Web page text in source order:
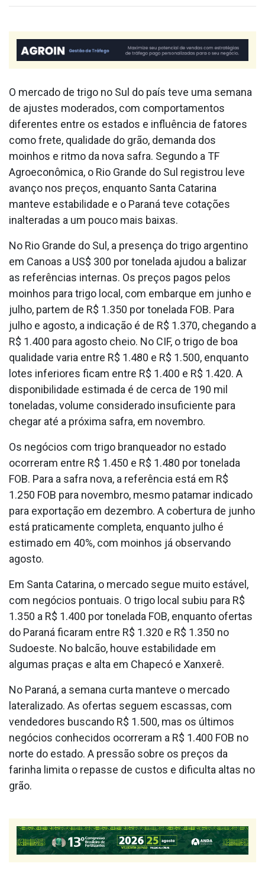
O mercado de trigo no Sul do país teve uma semana
de ajustes moderados, com comportamentos
diferentes entre os estados e influência de fatores
como frete, qualidade do grão, demanda dos
moinhos e ritmo da nova safra. Segundo a TF
Agroeconômica, o Rio Grande do Sul registrou leve
avanço nos preços, enquanto Santa Catarina
manteve estabilidade e o Paraná teve cotações
inalteradas a um pouco mais baixas.
No Rio Grande do Sul, a presença do trigo argentino
em Canoas a US$ 300 por tonelada ajudou a balizar
as referências internas. Os preços pagos pelos
moinhos para trigo local, com embarque em junho e
julho, partem de R$ 1.350 por tonelada FOB. Para
julho e agosto, a indicação é de R$ 1.370, chegando a
R$ 1.400 para agosto cheio. No CIF, o trigo de boa
qualidade varia entre R$ 1.480 e R$ 1.500, enquanto
lotes inferiores ficam entre R$ 1.400 e R$ 1.420. A
disponibilidade estimada é de cerca de 190 mil
toneladas, volume considerado insuficiente para
chegar até a próxima safra, em novembro.
Os negócios com trigo branqueador no estado
ocorreram entre R$ 1.450 e R$ 1.480 por tonelada
FOB. Para a safra nova, a referência está em R$
1.250 FOB para novembro, mesmo patamar indicado
para exportação em dezembro. A cobertura de junho
está praticamente completa, enquanto julho é
estimado em 40%, com moinhos já observando
agosto.
Em Santa Catarina, o mercado segue muito estável,
com negócios pontuais. O trigo local subiu para R$
1.350 a R$ 1.400 por tonelada FOB, enquanto ofertas
do Paraná ficaram entre R$ 1.320 e R$ 1.350 no
Sudoeste. No balcão, houve estabilidade em
algumas praças e alta em Chapecó e Xanxerê.
No Paraná, a semana curta manteve o mercado
lateralizado. As ofertas seguem escassas, com
vendedores buscando R$ 1.500, mas os últimos
negócios conhecidos ocorreram a R$ 1.400 FOB no
norte do estado. A pressão sobre os preços da
farinha limita o repasse de custos e dificulta altas no
grão.